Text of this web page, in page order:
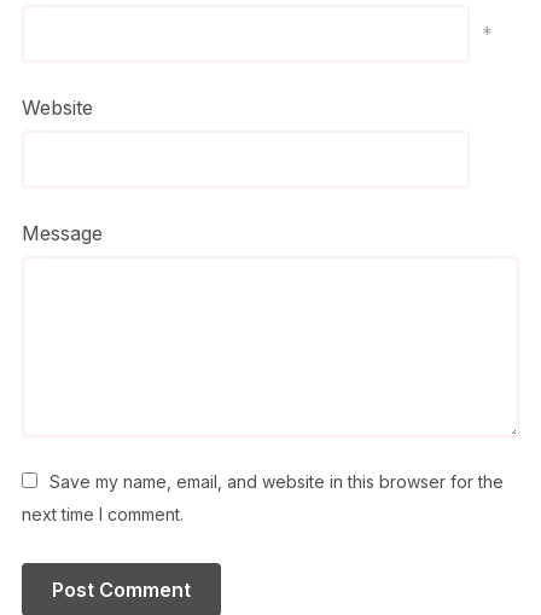
*
Website
Message
Save my name, email, and website in this browser for the
next time I comment.